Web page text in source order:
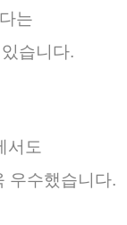
는
있습니다.
서도
우수했습니다.